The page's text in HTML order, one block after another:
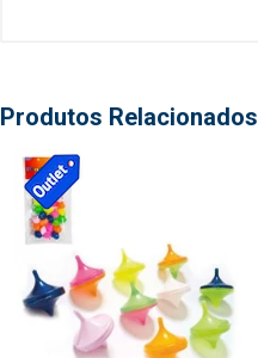
Produtos Relacionados